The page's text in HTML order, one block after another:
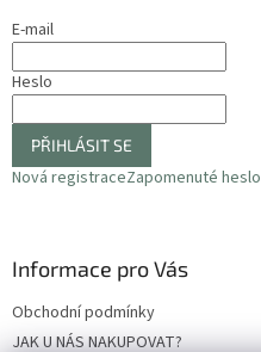
E-mail
Heslo
PŘIHLÁSIT SE
Nová registraceZapomenuté heslo
Informace pro Vás
Obchodní podmínky
JAK U NÁS NAKUPOVAT?